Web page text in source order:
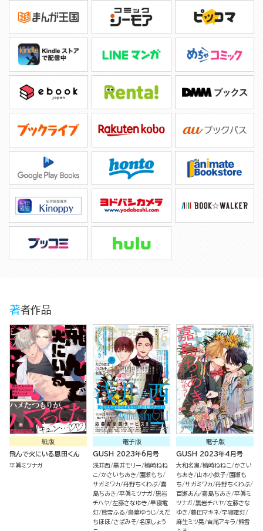
著者作品
紙版
飛んで火にいる恩田くん
平眞ミツナガ
電子版
GUSH 2023年6月号
浅井西 黒井モリー 楢崎ねね
こ
かさいちあき
園瀬もち
サガミワカ 丹野ちくわぶ 嘉
島ちあき 平眞ミツナガ 黒岩
チハヤ 左藤さなゆき 早寝電
灯 熊雪ふる 鳥葉ゆうじ
えだ
ちほほ さばみそ 名原しょう
電子版
GUSH 2023年4月号
大和名瀬 楢崎ねねこ
かさい
ちあき
山本小鉄子 園瀬も
ち サガミワカ 丹野ちくわぶ
百瀬あん 嘉島ちあき 平眞ミ
ツナガ 黒岩チハヤ 左藤さな
ゆき 暮田マキネ 早寝電灯
麻生ミツ晃 吉尾アキラ 熊雪